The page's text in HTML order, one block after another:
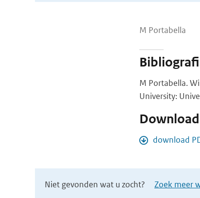
M Portabella
M Portabella.
University:
download
Niet gevonden wat u zocht? Zoek meer